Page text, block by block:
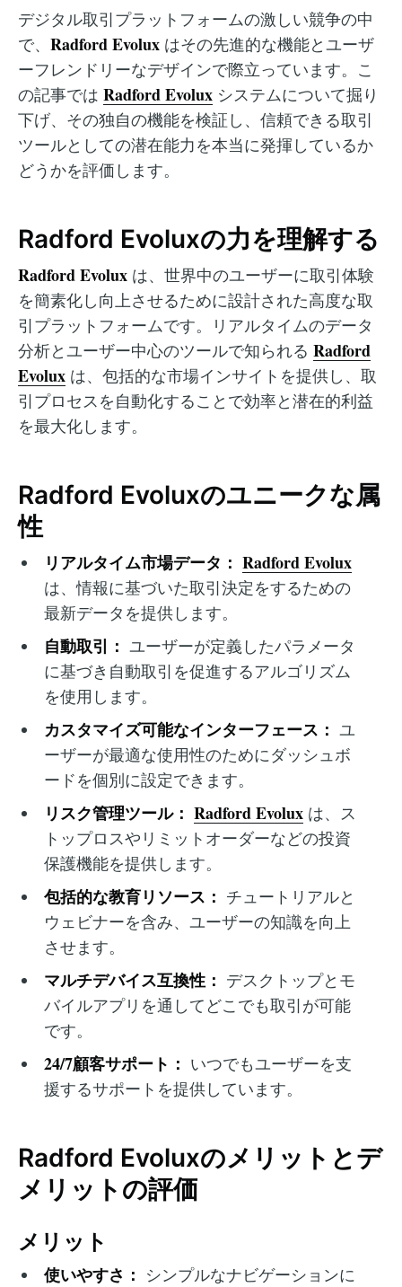
デジタル取引プラットフォームの激しい競争の中
で、 Radford Evolux はその先進的な機能とユーザ
ーフレンドリーなデザインで際立っています。こ
の記事では Radford Evolux システムについて掘り
下げ、その独自の機能を検証し、信頼できる取引
ツールとしての潜在能力を本当に発揮しているか
どうかを評価します。
Radford Evoluxの力を理解する
Radford Evolux は、世界中のユーザーに取引体験
を簡素化し向上させるために設計された高度な取
引プラットフォームです。リアルタイムのデータ
分析とユーザー中心のツールで知られる Radford
Evolux は、包括的な市場インサイトを提供し、取
引プロセスを自動化することで効率と潜在的利益
を最大化します。
Radford Evoluxのユニークな属
性
リアルタイム市場データ： Radford Evolux
は、情報に基づいた取引決定をするための
最新データを提供します。
自動取引： ユーザーが定義したパラメータ
に基づき自動取引を促進するアルゴリズム
を使用します。
カスタマイズ可能なインターフェース： ユ
ーザーが最適な使用性のためにダッシュボ
ードを個別に設定できます。
リスク管理ツール： Radford Evoluxは、ス
トップロスやリミットオーダーなどの投資
保護機能を提供します。
包括的な教育リソース： チュートリアルと
ウェビナーを含み、ユーザーの知識を向上
させます。
マルチデバイス互換性： デスクトップとモ
バイルアプリを通してどこでも取引が可能
です。
24/7顧客サポート： いつでもユーザーを支
援するサポートを提供しています。
Radford Evoluxのメリットとデ
メリットの評価
メリット
使いやすさ： シンプルなナビゲーションに